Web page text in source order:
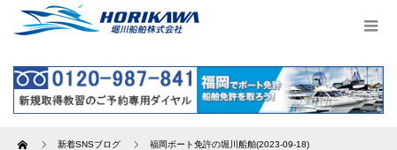
Home 新着SNSブログ 福岡ボート免許の堀川船舶(2023-09-18)